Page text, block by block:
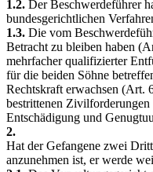
1.2. Der Beschwerdeführer
bundesgerichtlichen
1.3. Die vom
Betracht zu bleiben haben (
mehrfacher qualifizierter
für die beiden Söhne
Rechtskraft erwachsen (Art.
bestrittenen
Entschädigung und
2.
Hat der Gefangene zwei
anzunehmen ist, er werde